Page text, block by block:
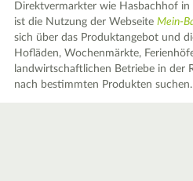
Direktvermarkter wie Hasbachhof
ist die Nutzung der WebseiteMein-
sich über das Produktangebot und
Hofläden, Wochenmärkte,
landwirtschaftlichen Betriebe in der
nach bestimmten Produkten suchen.